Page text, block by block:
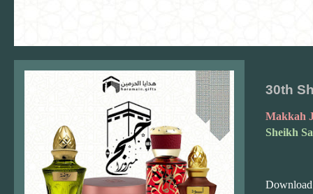
30th
Makkah
Sheikh